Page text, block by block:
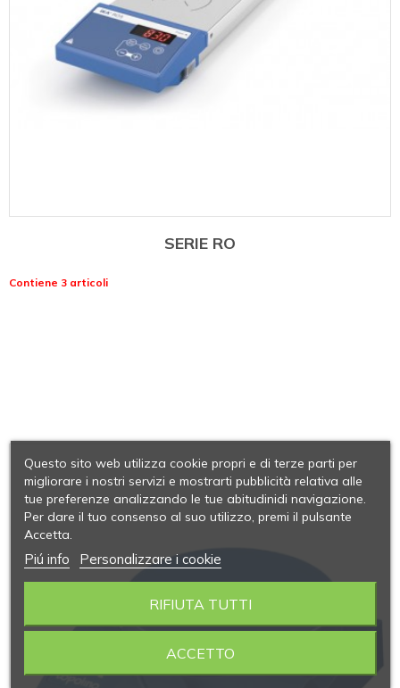
SERIE RO
Contiene 3 articoli
Questo sito web utilizza cookie propri e di terze parti per
migliorare i nostri servizi e mostrarti pubblicità relativa alle
tue preferenze analizzando le tue abitudinidi navigazione.
Per dare il tuo consenso al suo utilizzo, premi il pulsante
Accetta.
Piú info Personalizzare i cookie
RIFIUTA TUTTI
ACCETTO